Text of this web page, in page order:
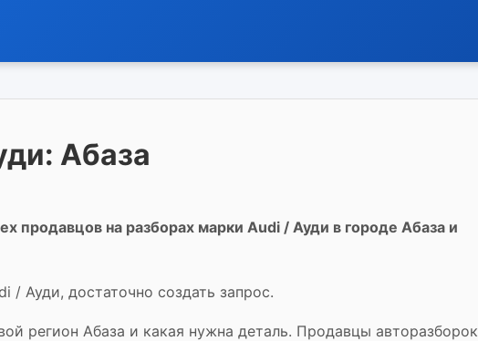
Абаза
продавцов на разборах марки Audi / Ауди в городе Абаза и
/ Ауди, достаточно создать запрос.
регион Абаза и какая нужна деталь. Продавцы авторазборок